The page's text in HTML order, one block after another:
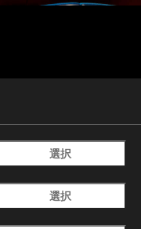
選択
選択